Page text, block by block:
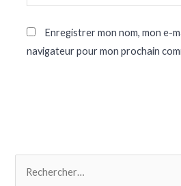
Enregistrer mon nom, mon e-
navigateur pour mon prochain